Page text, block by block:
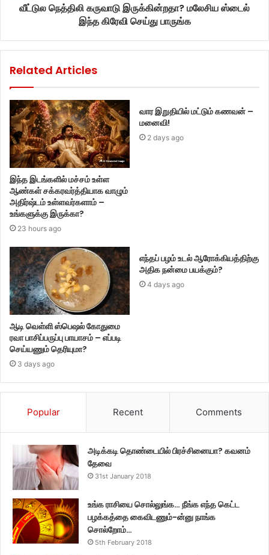
வீட்டுல நெத்திலி கருவாடு இருக்கின்றதா? மலேசிய ஸ்டைல்
இந்த கிரேவி செய்து பாருங்க
Related Articles
இந்த இடங்களில் மச்சம் உள்ள
ஆண்கள் சக்கரவர்த்தியாக வாழும்
அதிர்ஷ்டம் உள்ளவர்களாம் –
உங்களுக்கு இருக்கா?
23 hours ago
வார இறுதியில் மட்டும் கணவன் –
மனைவி!
2 days ago
ஆடி வெள்ளி ஸ்பெஷல் கோதுமை
ரவா பாசிப்பருப்பு பாயாசம் – எப்படி
செய்யணும் தெரியுமா?
3 days ago
எந்தப் பழம் உடல் ஆரோக்கியத்திற்கு
அதிக நன்மை பயக்கும்?
4 days ago
Popular Recent Comments
அடிக்கடி தொண்டையில் பிரச்சினையா? கவனம்
தேவை
31st January 2018
உங்க ராசியை சொல்லுங்க… நீங்க எந்த கெட்ட
பழக்கத்தை கைவிடணும்-ன்னு நாங்க
சொல்றோம்…
5th February 2018